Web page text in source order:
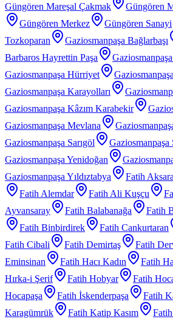
Güngören Mareşal Çakmak
Güngören
Güngören Merkez
Güngören Sanayi
Tozkoparan
Gaziosmanpaşa Bağlarbaşı
Barbaros Hayrettin Paşa
Gaziosmanpaşa Hürriyet
Gaziosmanpaşa Karayolları
Gaziosmanpaşa Kâzım Karabekir
Gaziosmanpaşa Mevlana
Gaziosmanpaşa Sarıgöl
Gaziosmanpaşa
Gaziosmanpaşa Yenidoğan
Gaziosmanpaşa Yıldıztabya
Fatih
Fatih Alemdar
Fatih Ali Kuşçu
Ayvansaray
Fatih Balabanağa Fatih
Fatih Binbirdirek
Fatih Cankurtaran
Fatih Cibali
Fatih Demirtaş Fatih
Eminsinan
Fatih Hacı Kadın Fatih
Hırka-i Şerif
Fatih Hobyar Fatih
Hocapaşa
Fatih İskenderpaşa Fatih
Karagümrük
Fatih Katip Kasım